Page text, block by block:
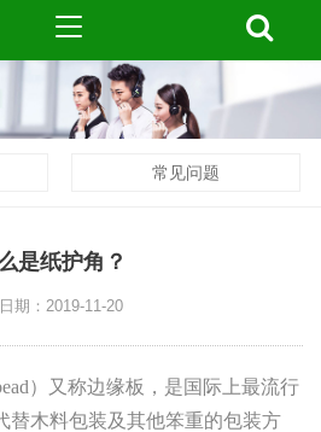
常见问题
是纸护角？
日期：2019-11-20
）又称边缘板，是国际上最流行
替木料包装及其他笨重的包装方